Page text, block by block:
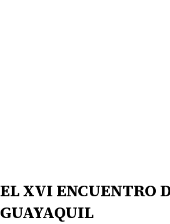
EL XVI ENCUENTRO
GUAYAQUIL